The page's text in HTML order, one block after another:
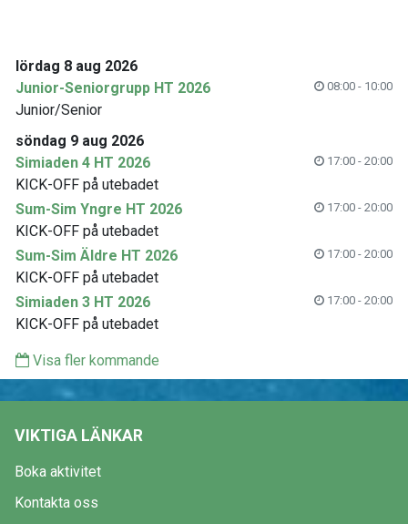
lördag 8 aug 2026
Junior-Seniorgrupp HT 2026
08:00 - 10:00
Junior/Senior
söndag 9 aug 2026
Simiaden 4 HT 2026
17:00 - 20:00
KICK-OFF på utebadet
Sum-Sim Yngre HT 2026
17:00 - 20:00
KICK-OFF på utebadet
Sum-Sim Äldre HT 2026
17:00 - 20:00
KICK-OFF på utebadet
Simiaden 3 HT 2026
17:00 - 20:00
KICK-OFF på utebadet
Visa fler kommande
VIKTIGA LÄNKAR
Boka aktivitet
Kontakta oss